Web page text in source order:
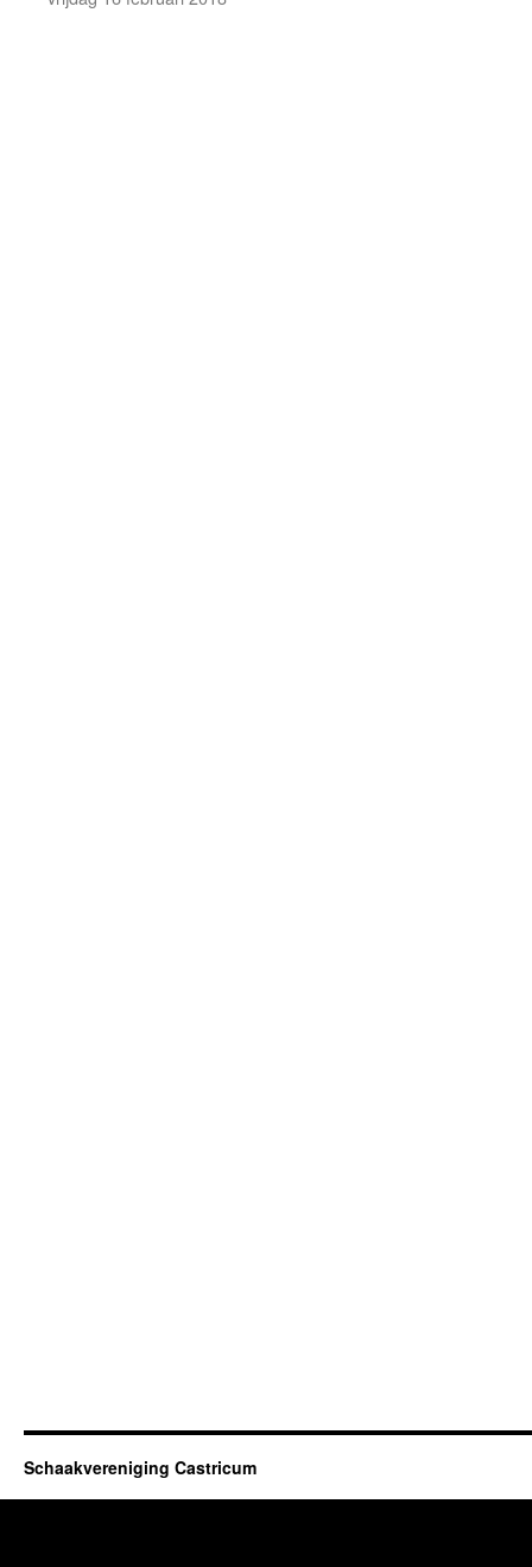
Schaakvereniging Castricum